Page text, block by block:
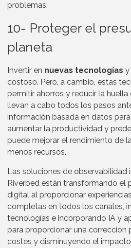
problemas.
10- Proteger el
planeta
Invertir en nuevas tecnologías y
costoso. Pero, a cambio, estas
permitir ahorros y reducir la huella
llevan a cabo todos los pasos
información basada en datos
aumentar la productividad y
puede mejorar el rendimiento de
menos recursos.
Las soluciones de observabilidad
Riverbed están transformando el
digital al proporcionar
completas en todos los canales,
tecnologías e incorporando IA y
para proporcionar una corrección
costes y disminuyendo el